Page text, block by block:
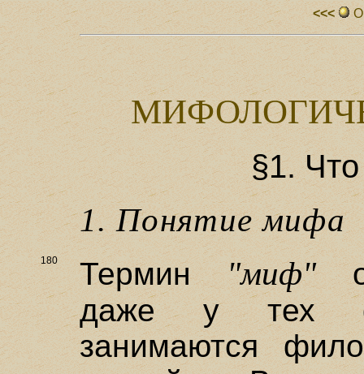
<<<
§1.
1. Понятие мифа
180 Термин "миф"
даже у тех
занимаются